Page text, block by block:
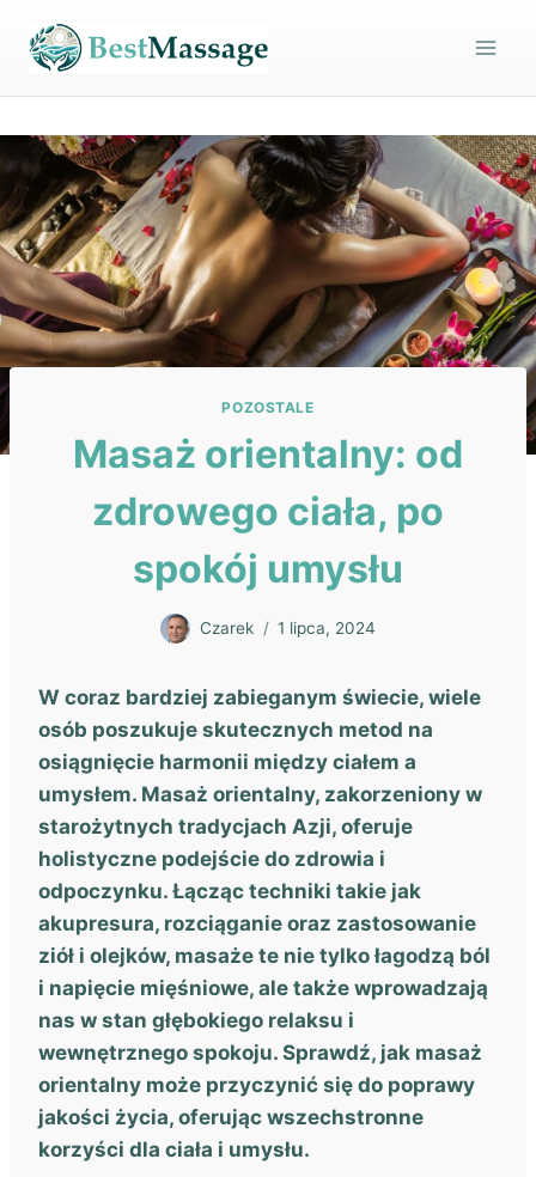
POZOSTALE
Masaż orientalny: od
zdrowego ciała, po
spokój umysłu
Czarek 1 lipca, 2024
W coraz bardziej zabieganym świecie, wiele
osób poszukuje skutecznych metod na
osiągnięcie harmonii między ciałem a
umysłem. Masaż orientalny, zakorzeniony w
starożytnych tradycjach Azji, oferuje
holistyczne podejście do zdrowia i
odpoczynku. Łącząc techniki takie jak
akupresura, rozciąganie oraz zastosowanie
ziół i olejków, masaże te nie tylko łagodzą ból
i napięcie mięśniowe, ale także wprowadzają
nas w stan głębokiego relaksu i
wewnętrznego spokoju. Sprawdź, jak masaż
orientalny może przyczynić się do poprawy
jakości życia, oferując wszechstronne
korzyści dla ciała i umysłu.